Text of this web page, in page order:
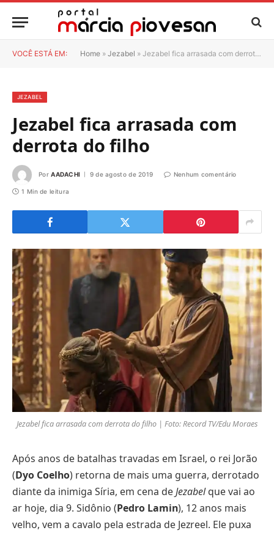
VOCÊ ESTÁ EM: Home » Jezabel » Jezabel fica arrasada com derrota do filho
JEZABEL
Jezabel fica arrasada com
derrota do filho
Por AADACHI 9 de agosto de 2019 Nenhum comentário
1 Min de leitura
Jezabel fica arrasada com derrota do filho | Foto: Record TV/Edu Moraes
Após anos de batalhas travadas em Israel, o rei Jorão
(Dyo Coelho) retorna de mais uma guerra, derrotado
diante da inimiga Síria, em cena deJezabelque vai ao
ar hoje, dia 9. Sidônio (Pedro Lamin), 12 anos mais
velho, vem a cavalo pela estrada de Jezreel. Ele puxa